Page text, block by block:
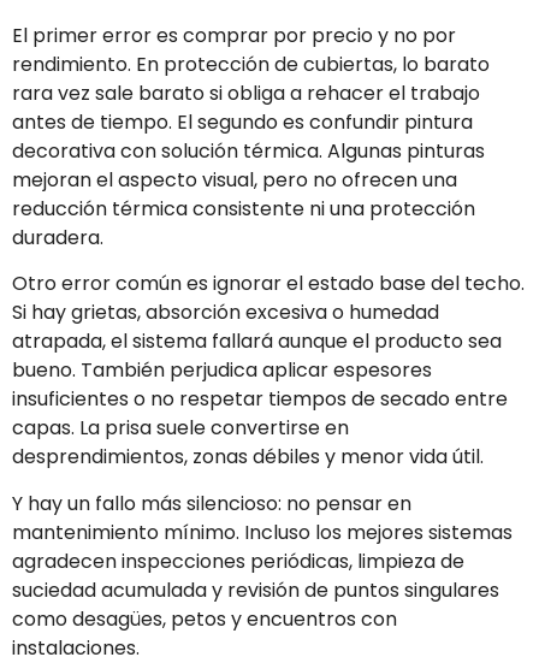
El primer error es comprar por precio y no por
rendimiento. En protección de cubiertas, lo barato
rara vez sale barato si obliga a rehacer el trabajo
antes de tiempo. El segundo es confundir pintura
decorativa con solución térmica. Algunas pinturas
mejoran el aspecto visual, pero no ofrecen una
reducción térmica consistente ni una protección
duradera.
Otro error común es ignorar el estado base del techo.
Si hay grietas, absorción excesiva o humedad
atrapada, el sistema fallará aunque el producto sea
bueno. También perjudica aplicar espesores
insuficientes o no respetar tiempos de secado entre
capas. La prisa suele convertirse en
desprendimientos, zonas débiles y menor vida útil.
Y hay un fallo más silencioso: no pensar en
mantenimiento mínimo. Incluso los mejores sistemas
agradecen inspecciones periódicas, limpieza de
suciedad acumulada y revisión de puntos singulares
como desagües, petos y encuentros con
instalaciones.